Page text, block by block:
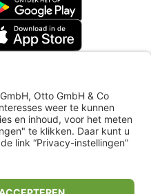
limango.de limango.pl